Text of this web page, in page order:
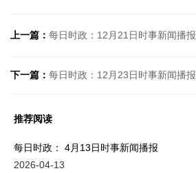
上一篇： 每日时政：12月21日时事新闻播报
下一篇： 每日时政：12月23日时事新闻播报
推荐阅读
每日时政： 4月13日时事新闻播报
2026-04-13